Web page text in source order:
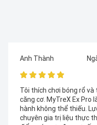
Anh Dũng
Đã dùng nhiều loại,
vượt trội về sức mạnh.
massage rất đã, giúp
tốt. Nên có để tối ưu